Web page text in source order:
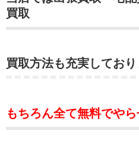
買取
買取方法も充実しており
もちろん全て無料でやら